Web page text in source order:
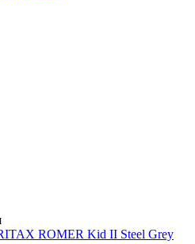
ROMER Kid II Steel Grey